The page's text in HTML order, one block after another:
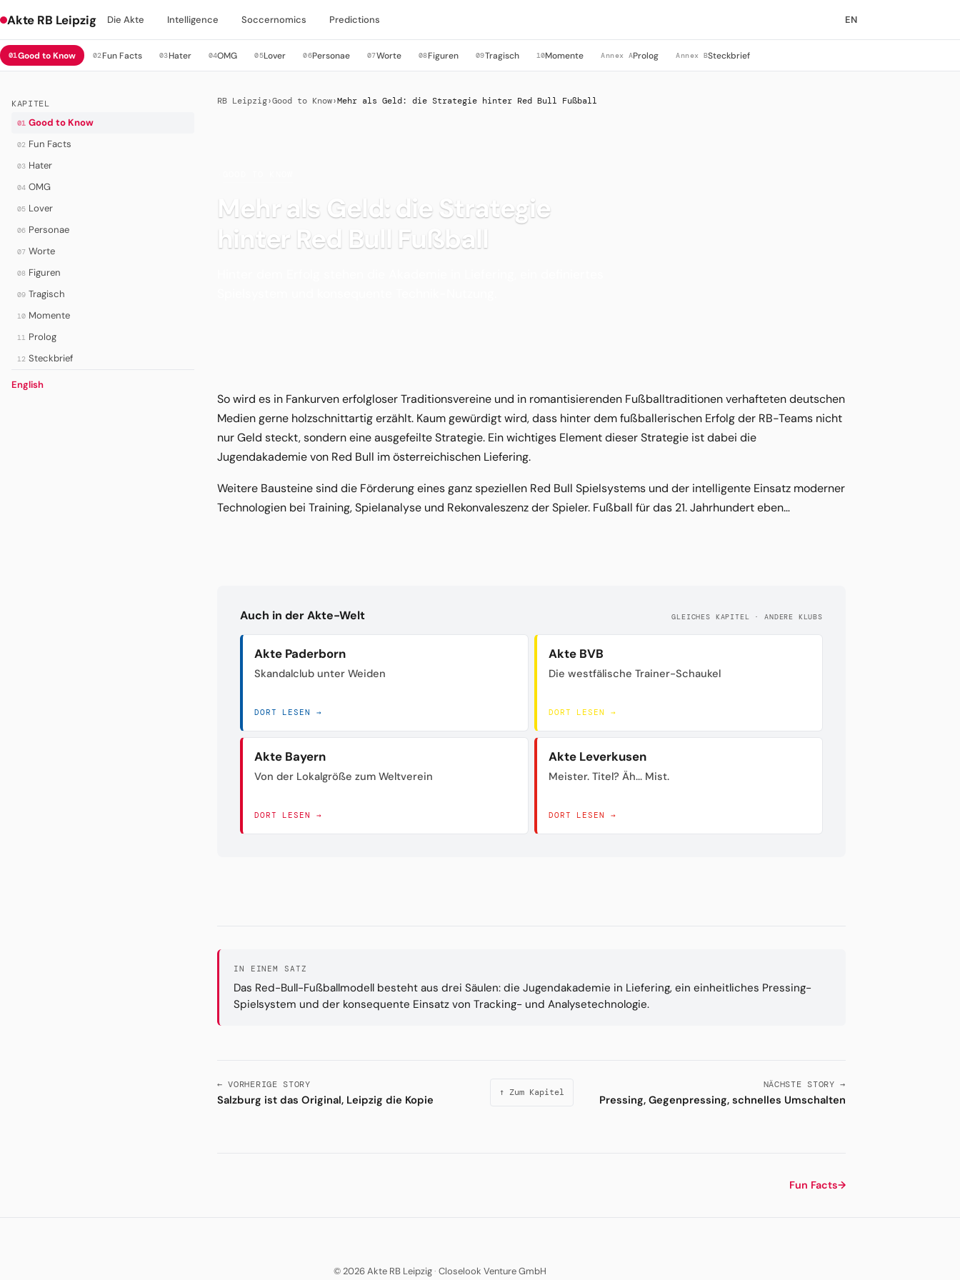
Akte RB Leipzig Die Akte Intelligence Soccernomics Predictions EN
01Good to Know 02Fun Facts 03Hater 04OMG 05Lover 06Personae 07Worte 08Figuren 09Tragisch 10Momente Annex AProlog Annex BSteckbrief
KAPITEL
01 Good to Know
02 Fun Facts
03 Hater
04 OMG
05 Lover
06 Personae
07 Worte
08 Figuren
09 Tragisch
10 Momente
11 Prolog
12 Steckbrief
English
RB Leipzig›Good to Know›Mehr als Geld: die Strategie hinter Red Bull Fußball
Mehr als Geld: die Strategie
hinter Red Bull Fußball
So wird es in Fankurven erfolgloser Traditionsvereine und in romantisierenden Fußballtraditionen verhafteten deutschen
Medien gerne holzschnittartig erzählt. Kaum gewürdigt wird, dass hinter dem fußballerischen Erfolg der RB-Teams nicht
nur Geld steckt, sondern eine ausgefeilte Strategie. Ein wichtiges Element dieser Strategie ist dabei die
Jugendakademie von Red Bull im österreichischen Liefering.
Weitere Bausteine sind die Förderung eines ganz speziellen Red Bull Spielsystems und der intelligente Einsatz moderner
Technologien bei Training, Spielanalyse und Rekonvaleszenz der Spieler. Fußball für das 21. Jahrhundert eben…
Auch in der Akte-Welt GLEICHES KAPITEL · ANDERE KLUBS
Akte Paderborn
Skandalclub unter Weiden
DORT LESEN →
Akte BVB
Die westfälische Trainer-Schaukel
DORT LESEN →
Akte Bayern
Von der Lokalgröße zum Weltverein
DORT LESEN →
Akte Leverkusen
Meister. Titel? Äh... Mist.
DORT LESEN →
IN EINEM SATZ
Das Red-Bull-Fußballmodell besteht aus drei Säulen: die Jugendakademie in Liefering, ein einheitliches Pressing-
Spielsystem und der konsequente Einsatz von Tracking- und Analysetechnologie.
← VORHERIGE STORY
Salzburg ist das Original, Leipzig die Kopie
↑ Zum Kapitel
NÄCHSTE STORY →
Pressing, Gegenpressing, schnelles Umschalten
Fun Facts→
© 2026 Akte RB Leipzig· Closelook Venture GmbH